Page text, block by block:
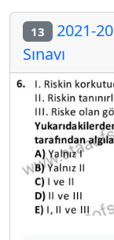
13 2021-
Sınavı